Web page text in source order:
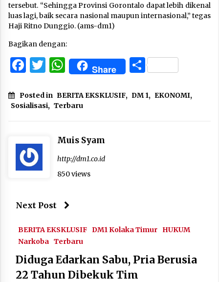
tersebut. “Sehingga Provinsi Gorontalo dapat lebih dikenal
luas lagi, baik secara nasional maupun internasional,” tegas
Haji Ritno Dunggio. (ams-dm1)
Bagikan dengan:
Facebook
Twitter
WhatsApp
Share Share
Posted in BERITA EKSKLUSIF, DM 1, EKONOMI,
Sosialisasi, Terbaru
Muis Syam
http://dm1.co.id
850 views
Next Post
BERITA EKSKLUSIF DM1 Kolaka Timur
HUKUM
Narkoba Terbaru
Diduga Edarkan Sabu, Pria Berusia
22 Tahun Dibekuk Tim